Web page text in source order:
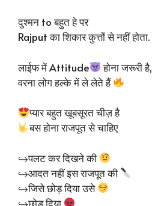
दुश्मन to बहुत हे पर
Rajput का शिकार कुत्तों से नहीं होता.
लाईफ में Attitude
होना जरूरी है,
वरना लोग हल्के में ले लेते हैं
प्यार बहुत खूबसूरत चीज़ है
बस होना राजपूत से चाहिए
↪पलट कर दिखने की
↪आदत नहीं इस राजपूत की
↪जिसे छोड़ दिया उसे
↪छोड़ दिया